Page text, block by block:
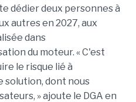
dédier deux personnes à
autres en 2027, aux
dans
du moteur. « C'est
le risque lié à
dont nous
» ajoute le DGA en